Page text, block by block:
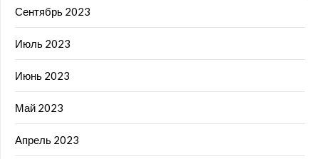
Сентябрь 2023
Июль 2023
Июнь 2023
Май 2023
Апрель 2023